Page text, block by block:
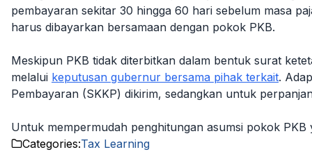
pembayaran sekitar 30 hingga 60 hari sebelum masa
harus dibayarkan bersamaan dengan pokok PKB.
Meskipun PKB tidak diterbitkan dalam bentuk surat
melalui keputusan gubernur bersama pihak terkait.
Pembayaran (SKKP) dikirim, sedangkan untuk
Untuk mempermudah penghitungan asumsi pokok
Categories:Tax Learning